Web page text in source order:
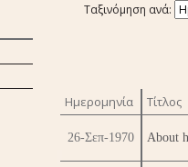
Ταξινόμηση ανά:
Ημερομηνία Τίτλος
26-Σεπ-1970 About